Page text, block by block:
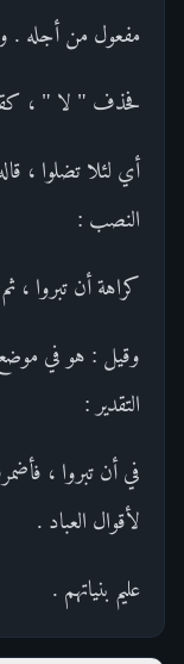
مفعول من أجله .
فحذف " لا " ،
أي لئلا تضلوا ،
النصب :
كراهة أن تبروا ،
وقيل : هو في
التقدير :
في أن تبروا ،
لأقوال العباد .
عليم بنياتهم .